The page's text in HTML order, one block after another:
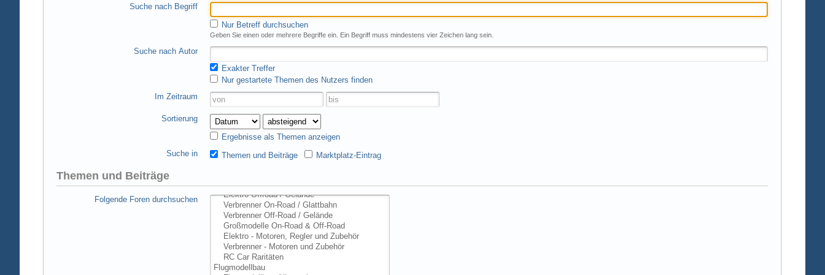
Suche nach Begriff
Nur Betreff durchsuchen
Geben Sie einen oder mehrere Begriffe ein. Ein Begriff muss mindestens vier Zeichen lang sein.
Suche nach Autor
Exakter Treffer
Nur gestartete Themen des Nutzers finden
Im Zeitraum
Sortierung
Ergebnisse als Themen anzeigen
Suche in
Themen und Beiträge Marktplatz-Eintrag
Themen und Beiträge
Folgende Foren durchsuchen